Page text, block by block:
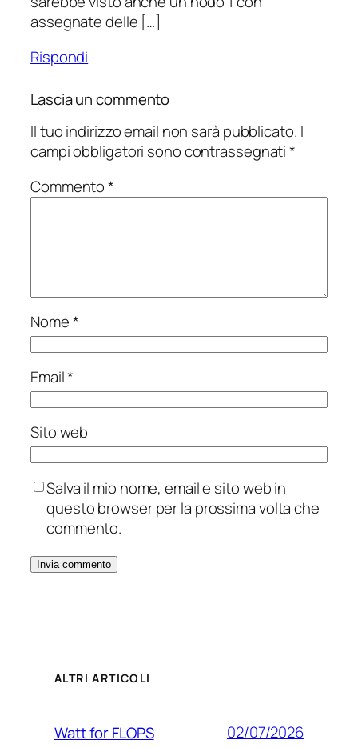
assegnate delle […]
Rispondi
Lascia un commento
Il tuo indirizzo email non sarà pubblicato. I
campi obbligatori sono contrassegnati*
Commento*
Nome*
Email*
Sito web
Salva il mio nome, email e sito web in
questo browser per la prossima volta che
commento.
ALTRI ARTICOLI
Watt for FLOPS 02/07/2026